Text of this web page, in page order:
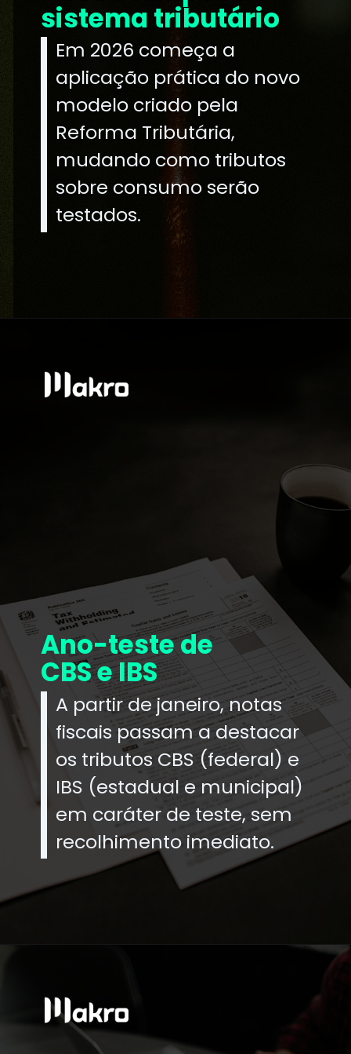
sistema tributário
Em 2026 começa a
aplicação prática do novo
modelo criado pela
Reforma Tributária,
mudando como tributos
sobre consumo serão
testados.
Ano-teste de
CBS e IBS
A partir de janeiro, notas
fiscais passam a destacar
os tributos CBS (federal) e
IBS (estadual e municipal)
em caráter de teste, sem
recolhimento imediato.